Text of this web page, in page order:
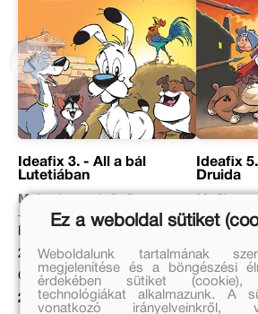
Ideafix 3. - Áll a bál
Lutetiában
M. Lachenaud, O. Serrano
Eredeti ár:
2 999 Ft
Online ár:
2 459 Ft
Ideafix
Druida
Eredeti ár:
2 999 Ft
Online ár:
2 459 Ft
Ez a weboldal sütiket
Weboldalunk tartalmának
megjelenítése és a böngészési
érdekében sütiket
technológiákat alkalmazunk. A
vonatkozó irányelveinkről,